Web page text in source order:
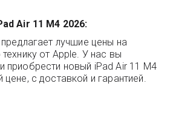
Air 11 M4 2026:
предлагает лучшие цены на
от Apple. У нас вы
приобрести новый iPad Air 11 M4
с доставкой и гарантией.